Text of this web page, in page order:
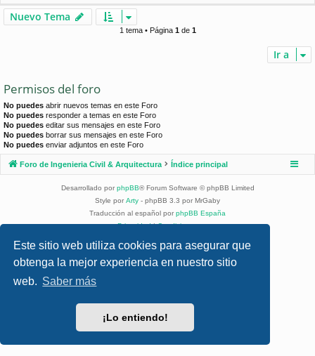
Este sitio web utiliza cookies para asegurar que
obtenga la mejor experiencia en nuestro sitio
web. Saber más
¡Lo entiendo!
Nuevo Tema
1 tema • Página 1de 1
Ir a
Permisos del foro
No puedes abrir nuevos temas en este Foro
No puedes responder a temas en este Foro
No puedes editar sus mensajes en este Foro
No puedes borrar sus mensajes en este Foro
No puedes enviar adjuntos en este Foro
Foro de Ingenieria Civil & Arquitectura Índice principal
Desarrollado por phpBB® Forum Software © phpBB Limited
Style por Arty - phpBB 3.3 por MrGaby
Traducción al español por phpBB España
Privacidad|Condiciones